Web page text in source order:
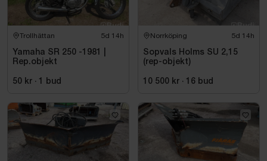
Trollhättan 5d 14h
Yamaha SR 250 -1981 |
Rep.objekt
50 kr · 1 bud
Norrköping 5d 14h
Sopvals Holms SU 2,15
(rep-objekt)
10 500 kr · 16 bud